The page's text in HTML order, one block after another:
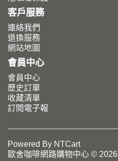
客戶服務
連絡我們
退換服務
網站地圖
會員中心
會員中心
歷史訂單
收藏清單
訂閱電子報
Powered By NTCart
歐舍咖啡網路購物中心 © 2026